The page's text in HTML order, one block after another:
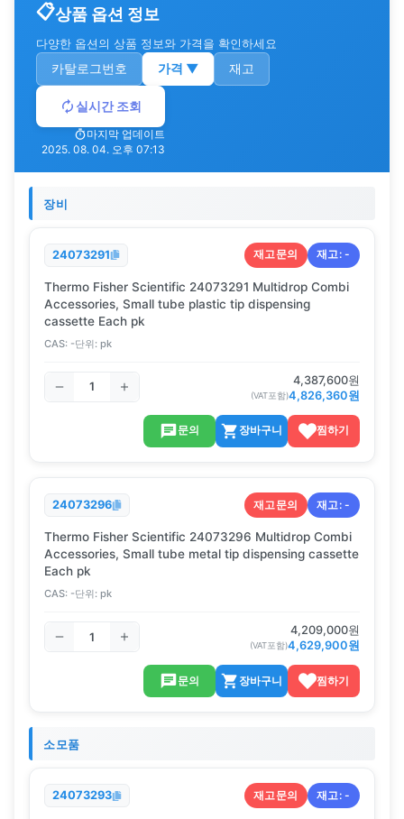
상품 옵션 정보
다양한 옵션의 상품 정보와 가격을 확인하세요
카탈로그번호 가격 ▼ 재고
실시간 조회
마지막 업데이트
2025. 08. 04. 오후 07:13
장비
24073291 재고문의 재고:-
Thermo Fisher Scientific 24073291 Multidrop Combi
Accessories, Small tube plastic tip dispensing
cassette Each pk
CAS: -단위: pk
4,387,600원
(VAT포함)4,826,360원
문의 장바구니 찜하기
24073296 재고문의 재고:-
Thermo Fisher Scientific 24073296 Multidrop Combi
Accessories, Small tube metal tip dispensing cassette
Each pk
CAS: -단위: pk
4,209,000원
(VAT포함)4,629,900원
문의 장바구니 찜하기
소모품
24073293 재고문의 재고:-